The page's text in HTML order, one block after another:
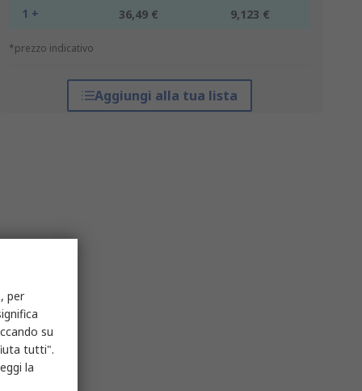
1 + 36,49 € 9,123 €
*prezzo indicativo
Aggiungi alla tua lista
per
su
tutti".
la